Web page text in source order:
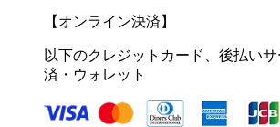
【オンライン決済】
以下のクレジットカード、後払い
済・ウォレット